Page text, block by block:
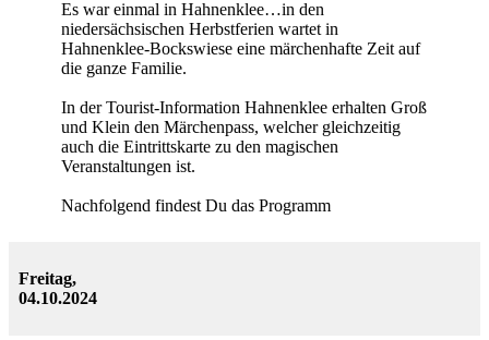
Es war einmal in Hahnenklee…in den
niedersächsischen Herbstferien wartet in
Hahnenklee-Bockswiese eine märchenhafte Zeit auf
die ganze Familie.
In der Tourist-Information Hahnenklee erhalten Groß
und Klein den Märchenpass, welcher gleichzeitig
auch die Eintrittskarte zu den magischen
Veranstaltungen ist.
Nachfolgend findest Du das Programm
Freitag,
04.10.2024